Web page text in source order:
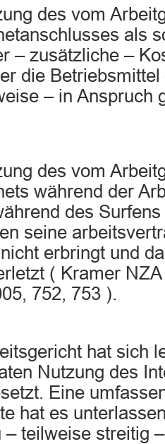
des vom
als
– zusätzliche –
die Betriebsmittel
– in Anspruch
des vom
während der
des
seine
erbringt und
( Kramer
752, 753 ).
hat sich
Nutzung des
Eine
hat es
– teilweise streitig